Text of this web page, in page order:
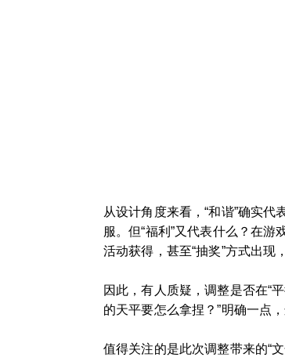
从设计角度来看，“和谐”确实
服。但“福利”又代表什么？在
活动获得，甚至“抽奖”方式出现
因此，有人质疑，调整是否在“
的天平要怎么拿捏？”明确一点
值得关注的是此次调整带来的“